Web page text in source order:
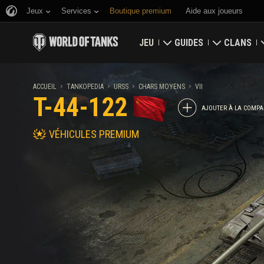
Jeux Services Boutique premium Aide aux joueurs
JEU
Utiliser des codes bonus
Nouvelles
Classements
Mises à jour
Tankopedia
Musique
GUIDES
Guide général
Économie du jeu
Sécurité du compte
Faits d'armes
Politique de fair-play
Wargaming.net Game
CLANS
Carte
ACCUEIL TANKOPEDIA URSS CHARS MOYENS VII
T-44-122 AJOUTER À LA
VÉHICULES PREMIUM